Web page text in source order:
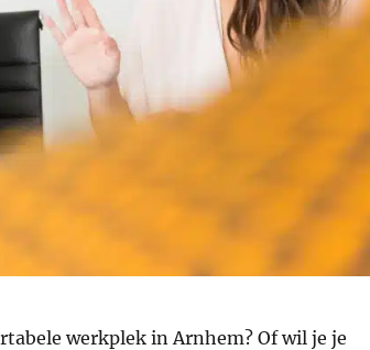
werkplek in Arnhem? Of wil je je